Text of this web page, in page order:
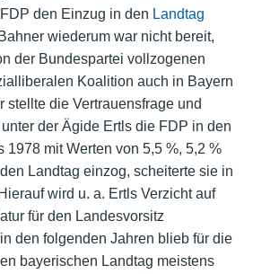
den Einzug in den Landtag
wiederum war nicht bereit,
der Bundespartei vollzogenen
Koalition auch in Bayern
stellte die Vertrauensfrage und
der Ägide Ertls die FDP in den
1978 mit Werten von 5,5 %, 5,2 %
Landtag einzog, scheiterte sie in
wird u. a. Ertls Verzicht auf
für den Landesvorsitz
den folgenden Jahren blieb für die
bayerischen Landtag meistens